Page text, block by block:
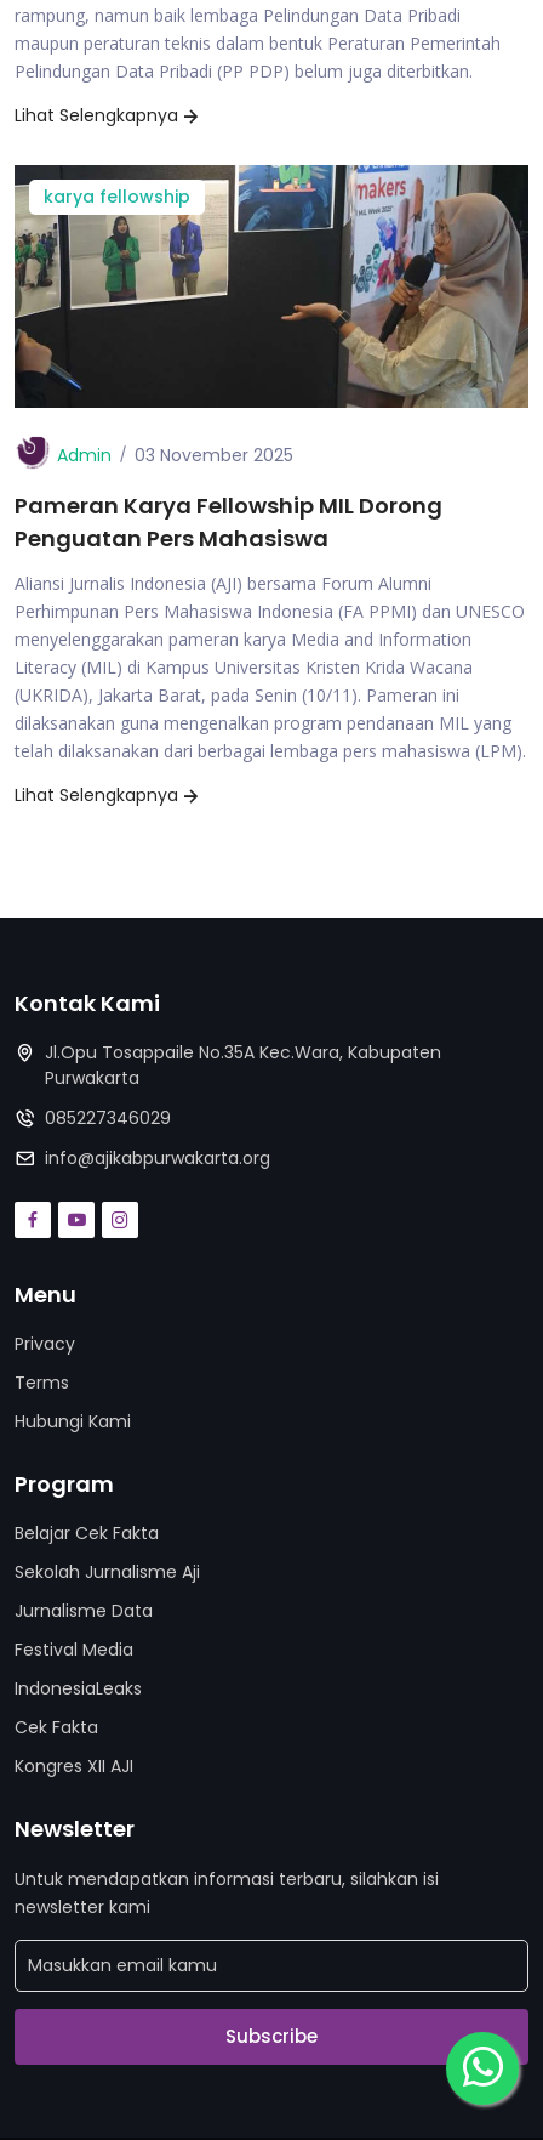
rampung, namun baik lembaga Pelindungan Data Pribadi
maupun peraturan teknis dalam bentuk Peraturan Pemerintah
Pelindungan Data Pribadi (PP PDP) belum juga diterbitkan.
Lihat Selengkapnya
karya fellowship
Admin 03 November 2025
Pameran Karya Fellowship MIL Dorong
Penguatan Pers Mahasiswa
Aliansi Jurnalis Indonesia (AJI) bersama Forum Alumni
Perhimpunan Pers Mahasiswa Indonesia (FA PPMI) dan UNESCO
menyelenggarakan pameran karya Media and Information
Literacy (MIL) di Kampus Universitas Kristen Krida Wacana
(UKRIDA), Jakarta Barat, pada Senin (10/11). Pameran ini
dilaksanakan guna mengenalkan program pendanaan MIL yang
telah dilaksanakan dari berbagai lembaga pers mahasiswa (LPM).
Lihat Selengkapnya
Kontak Kami
Jl.Opu Tosappaile No.35A Kec.Wara, Kabupaten
Purwakarta
085227346029
info@ajikabpurwakarta.org
Menu
Privacy
Terms
Hubungi Kami
Program
Belajar Cek Fakta
Sekolah Jurnalisme Aji
Jurnalisme Data
Festival Media
IndonesiaLeaks
Cek Fakta
Kongres XII AJI
Newsletter
Untuk mendapatkan informasi terbaru, silahkan isi
newsletter kami
Subscribe